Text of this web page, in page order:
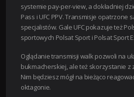
systemie pay-per-view, a dokładniej
Pass i UFC PPV. Transmisje opatrzone
specjalistów. Gale UFC pokazuje też
sportowych Polsat Sport i Polsat Sport
Oglądanie transmisji walk pozwoli na
bukmacherskiej, ale też skorzystanie z
Nim będziesz mógł na bieżąco
oktagonie.